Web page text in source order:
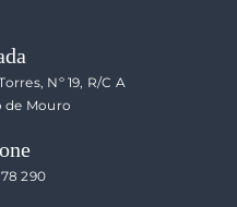
Nº 19, R/C A
de Mouro
290